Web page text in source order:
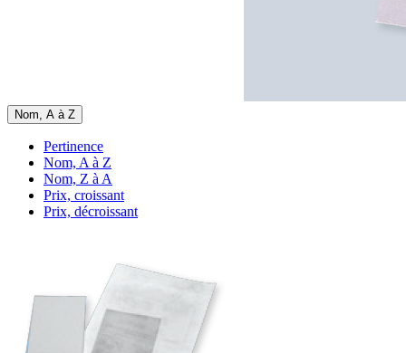
Nom, A à Z
Pertinence
Nom, A à Z
Nom, Z à A
Prix, croissant
Prix, décroissant